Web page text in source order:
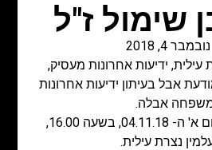
שימול ז"ל
נובמבר 4, 2018
עילית, ידיעות אחרונות מעסיק,
אבל בעיתון ידיעות אחרונות
אבלה.
ההלוויה תתקיים ביום א' ה- 04.11.18, בשעה 16.00,
נצרת עילית.